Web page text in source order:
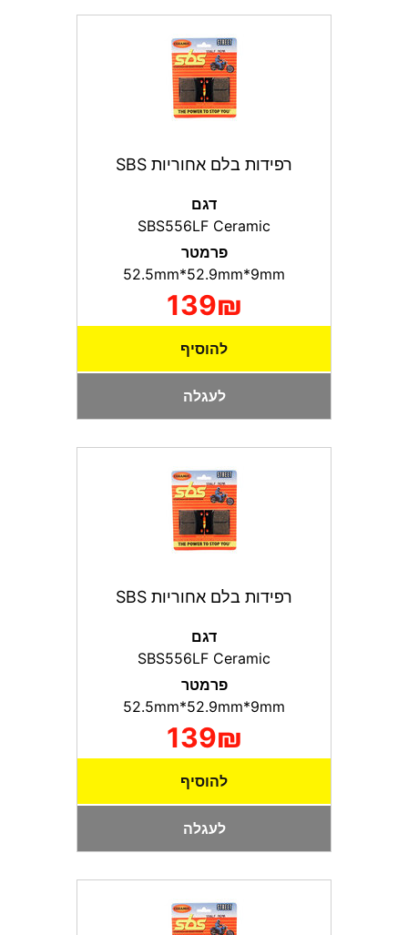
רפידות בלם אחוריות SBS
דגם
SBS556LF Ceramic
פרמטר
139₪
להוסיף
לעגלה
רפידות בלם אחוריות SBS
דגם
SBS556LF Ceramic
פרמטר
139₪
להוסיף
לעגלה